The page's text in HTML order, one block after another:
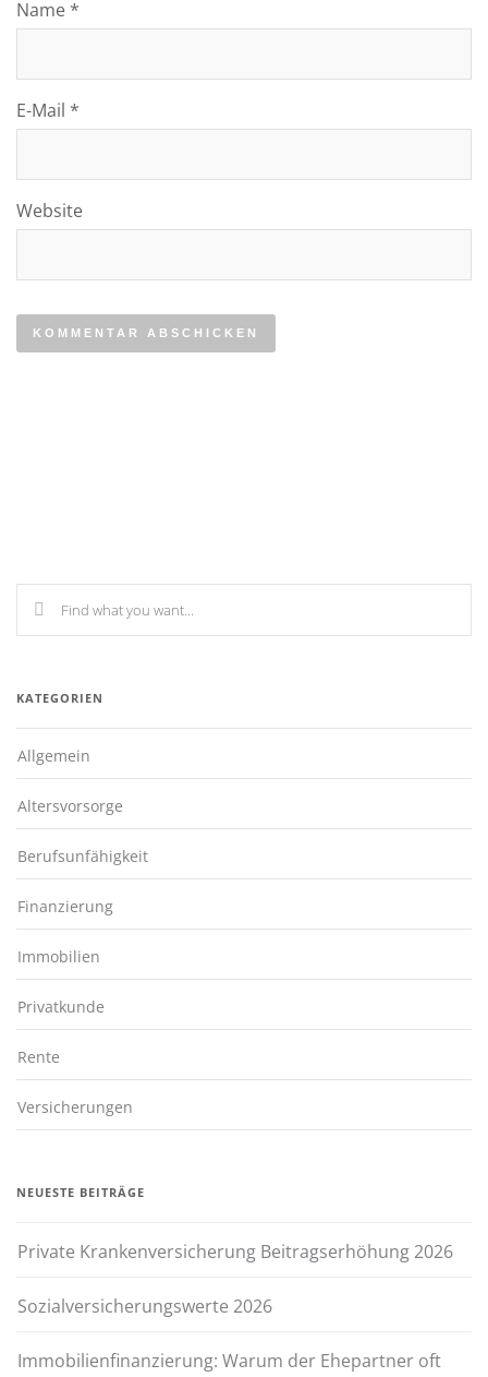
Name *
E-Mail *
Website
KATEGORIEN
Allgemein
Altersvorsorge
Berufsunfähigkeit
Finanzierung
Immobilien
Privatkunde
Rente
Versicherungen
NEUESTE BEITRÄGE
Private Krankenversicherung Beitragserhöhung 2026
Sozialversicherungswerte 2026
Immobilienfinanzierung: Warum der Ehepartner oft